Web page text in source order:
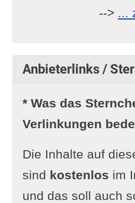
--> ...
Anbieterlinks /
* Was das
Verlinkungen
Die Inhalte auf
sind kostenlos im
und das soll auch